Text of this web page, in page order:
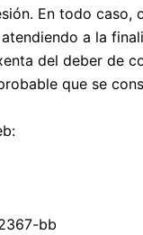
En todo
a la
del deber de
que se
bb